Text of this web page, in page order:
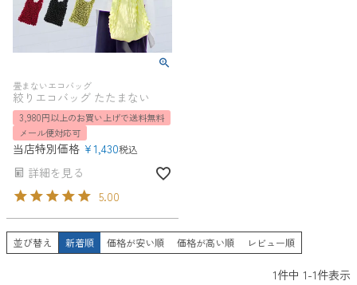
畳まないエコバッグ
絞りエコバッグ たたまない
3,980円以上のお買い上げで送料無料
メール便対応可
当店特別価格 ¥1,430税込
詳細を見る
5.00
並び替え 新着順 価格が安い順 価格が高い順 レビュー順
1件中 1-1件表示